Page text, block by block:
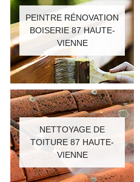
PEINTRE RÉNOVATION
BOISERIE 87 HAUTE-
VIENNE
NETTOYAGE DE
TOITURE 87 HAUTE-
VIENNE